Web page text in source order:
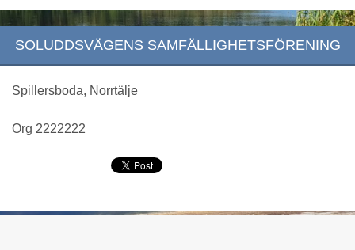
SOLUDDSVÄGENS SAMFÄLLIGHETSFÖRENING
Spillersboda, Norrtälje
Org 2222222